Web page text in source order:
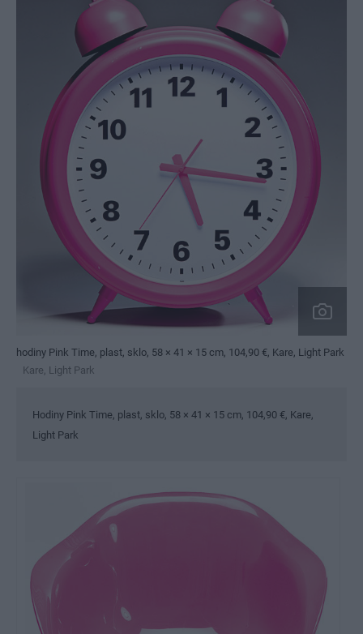
hodiny Pink Time, plast, sklo, 58 × 41 × 15 cm, 104,90 €, Kare, Light Park
Kare, Light Park
Hodiny Pink Time, plast, sklo, 58 × 41 × 15 cm, 104,90 €, Kare,
Light Park